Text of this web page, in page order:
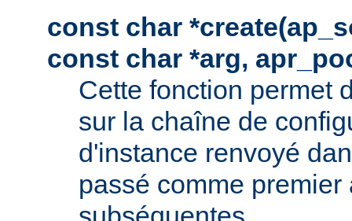
const char
const char *arg,
Cette fonction permet
sur la chaîne de
d'instance renvoyé
passé comme